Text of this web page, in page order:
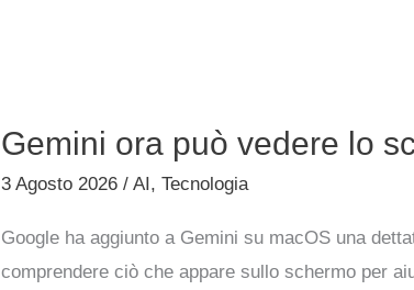
Gemini ora può vedere lo
3 Agosto 2026 / AI , Tecnologia
Google ha aggiunto a Gemini su macOS una
comprendere ciò che appare sullo schermo per
ora
può
lo
schermo